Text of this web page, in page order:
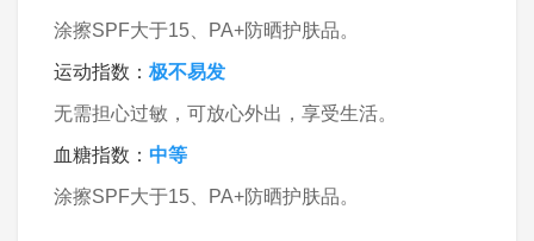
涂擦SPF大于15、PA+防晒护肤品。
运动指数： 极不易发
无需担心过敏，可放心外出，享受生活。
血糖指数： 中等
涂擦SPF大于15、PA+防晒护肤品。